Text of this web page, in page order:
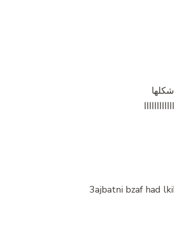
3ajbatni bzaf had